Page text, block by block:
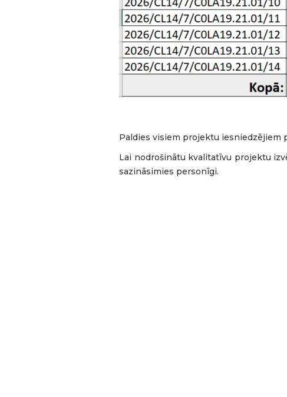
Paldies visiem projektu iesniedzējiem
Lai nodrošinātu kvalitatīvu projektu
sazināsimies personīgi.